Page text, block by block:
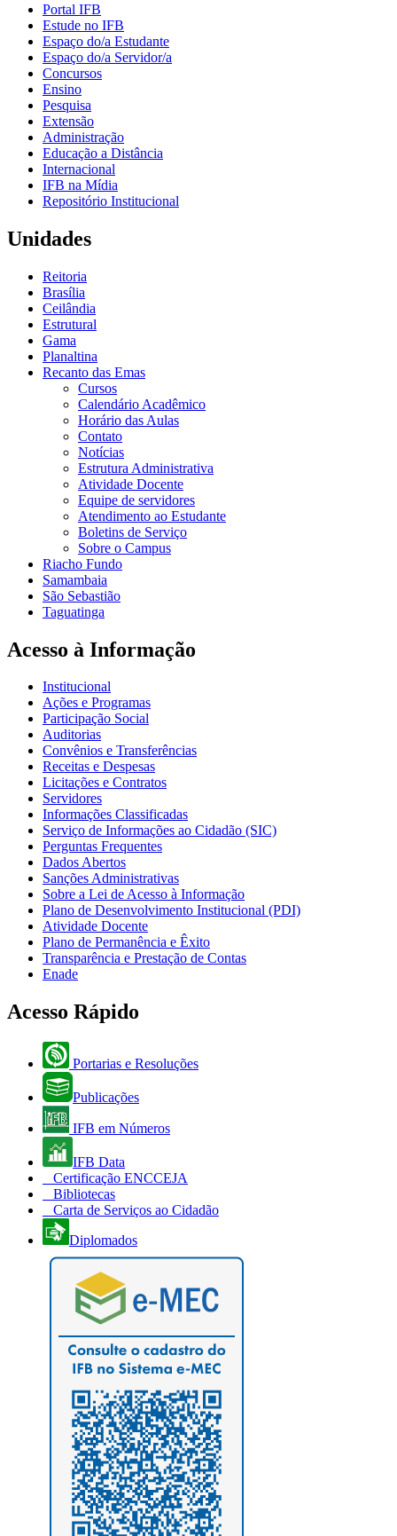
Portal IFB
Estude no IFB
Espaço do/a Estudante
Espaço do/a Servidor/a
Concursos
Ensino
Pesquisa
Extensão
Administração
Educação a Distância
Internacional
IFB na Mídia
Repositório Institucional
Unidades
Reitoria
Brasília
Ceilândia
Estrutural
Gama
Planaltina
Recanto das Emas
Cursos
Calendário Acadêmico
Horário das Aulas
Contato
Notícias
Estrutura Administrativa
Atividade Docente
Equipe de servidores
Atendimento ao Estudante
Boletins de Serviço
Sobre o Campus
Riacho Fundo
Samambaia
São Sebastião
Taguatinga
Acesso à Informação
Institucional
Ações e Programas
Participação Social
Auditorias
Convênios e Transferências
Receitas e Despesas
Licitações e Contratos
Servidores
Informações Classificadas
Serviço de Informações ao Cidadão (SIC)
Perguntas Frequentes
Dados Abertos
Sanções Administrativas
Sobre a Lei de Acesso à Informação
Plano de Desenvolvimento Institucional (PDI)
Atividade Docente
Plano de Permanência e Êxito
Transparência e Prestação de Contas
Enade
Acesso Rápido
Portarias e Resoluções
Publicações
IFB em Números
IFB Data
Certificação ENCCEJA
Bibliotecas
Carta de Serviços ao Cidadão
Diplomados